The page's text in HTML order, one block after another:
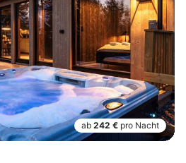
ab 242 € pro Nacht